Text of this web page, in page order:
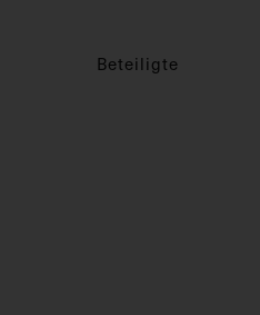
Beteiligte